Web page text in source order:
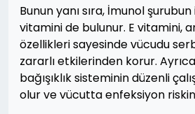
Bunun yanı sıra, İmunol
vitamini de bulunur. E vitamini,
özellikleri sayesinde vücudu
zararlı etkilerinden korur.
bağışıklık sisteminin düzenli
olur ve vücutta enfeksiyon